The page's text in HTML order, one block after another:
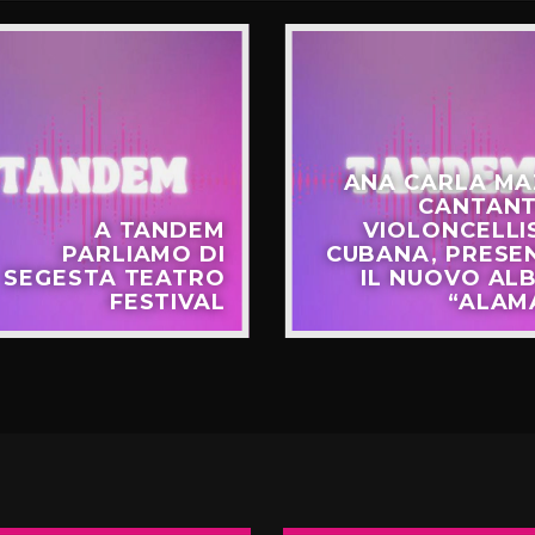
A TANDEM
PARLIAMO DI
SEGESTA TEATRO
FESTIVAL
ANA CARLA
CUBANA,
IL NUOVO